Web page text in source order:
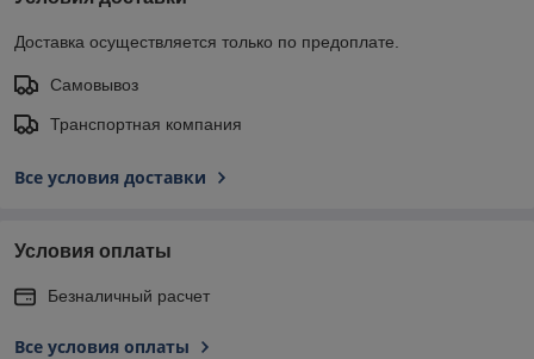
Доставка осуществляется только по предоплате.
Самовывоз
Транспортная компания
Все условия доставки
Условия оплаты
Безналичный расчет
Все условия оплаты